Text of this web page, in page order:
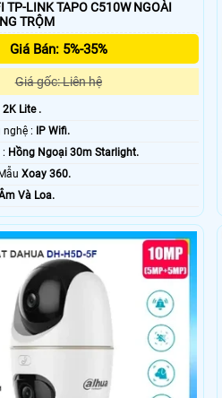
TP-LINK TAPO C510W NGOÀI
TRỘM
Giá Bán: 5%-35%
Giá gốc: Liên hệ
2K Lite .
👍 Tích hợp công nghệ : IP Wifi.
🔦 Xem ban đêm : Hồng Ngoại 30m Starlight.
Xoay 360.
Và Loa.